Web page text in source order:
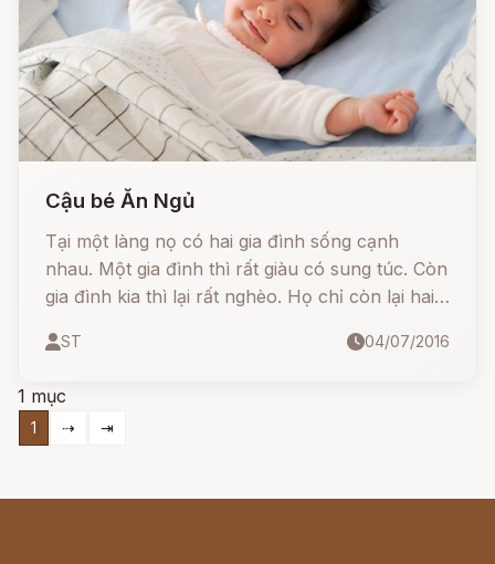
Cậu bé Ăn Ngủ
Tại một làng nọ có hai gia đình sống cạnh
nhau. Một gia đình thì rất giàu có sung túc. Còn
gia đình kia thì lại rất nghèo. Họ chỉ còn lại hai
Người con trai rất lười. Cậu ta không làm gì cả,
cậu ta là Ăn- Ngủ.
ST 04/07/2016
1 mục
1 ⇢ ⇥